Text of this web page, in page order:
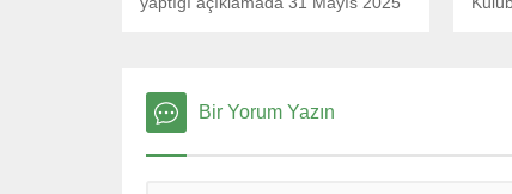
Bir Yorum Yazın